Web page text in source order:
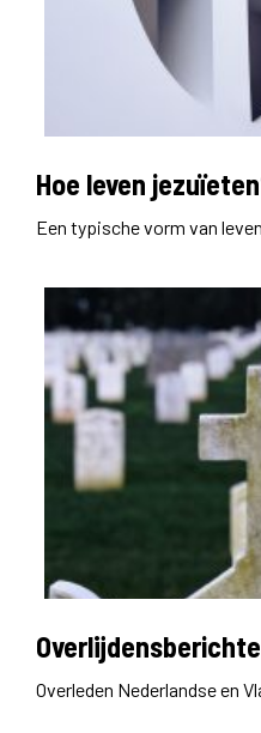
Hoe leven
Een typische vorm van leven
Overleden Nederlandse en